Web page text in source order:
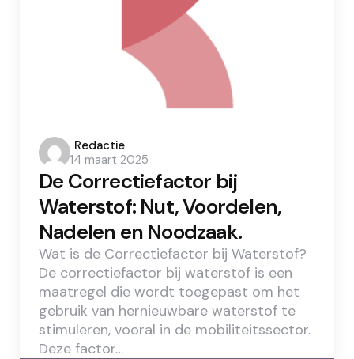
Posted
by
Redactie
14 maart 2025
De Correctiefactor bij
Waterstof: Nut, Voordelen,
Nadelen en Noodzaak.
Wat is de Correctiefactor bij Waterstof?
De correctiefactor bij waterstof is een
maatregel die wordt toegepast om het
gebruik van hernieuwbare waterstof te
stimuleren, vooral in de mobiliteitssector.
Deze factor…